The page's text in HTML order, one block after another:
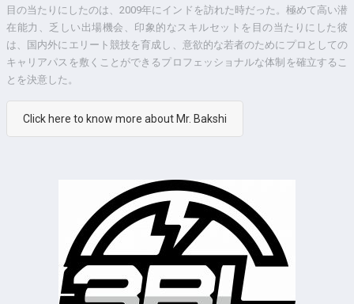
目の当たりにしたのは、2009年にインドを訪れた時だった。極めて高い潜
在能力、乏しい出場機会、印象的なスキルセットを目の当たりにした彼
は、国内外にエリート競技を育成し、意欲的な若者のためにプロとしての
キャリアパスを敷くことができるプロフェッショナルな体制を確立するこ
とを決意した。
Click here to know more about Mr. Bakshi